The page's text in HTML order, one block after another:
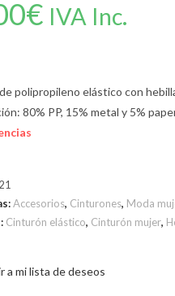
€ IVA Inc.
polipropileno elástico con
80% PP, 15% metal y 5%
Accesorios, Cinturones, Moda
Cinturón elástico, Cinturón mujer,
a mi lista de deseos